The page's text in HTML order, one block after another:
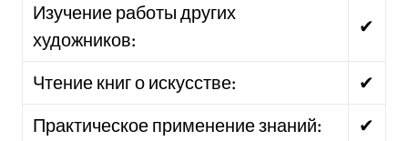
Изучение работы других
художников:
✔
Чтение книг о искусстве:
✔
Практическое применение знаний:
✔